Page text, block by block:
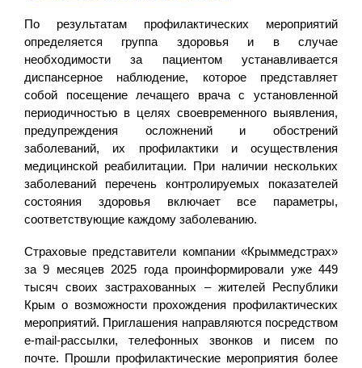
По результатам профилактических мероприятий
определяется группа здоровья и в случае
необходимости за пациентом устанавливается
диспансерное наблюдение, которое представляет
собой посещение лечащего врача с установленной
периодичностью в целях своевременного выявления,
предупреждения осложнений и обострений
заболеваний, их профилактики и осуществления
медицинской реабилитации. При наличии нескольких
заболеваний перечень контролируемых показателей
состояния здоровья включает все параметры,
соответствующие каждому заболеванию.
Страховые представители компании «Крыммедстрах»
за 9 месяцев 2025 года проинформировали уже 449
тысяч своих застрахованных – жителей Республики
Крым о возможности прохождения профилактических
мероприятий. Приглашения направляются посредством
e-mail-рассылки, телефонных звонков и писем по
почте. Прошли профилактические мероприятия более